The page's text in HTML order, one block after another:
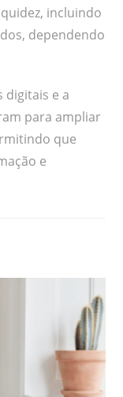
incluindo
dependendo
digitais e a
para ampliar
que
e